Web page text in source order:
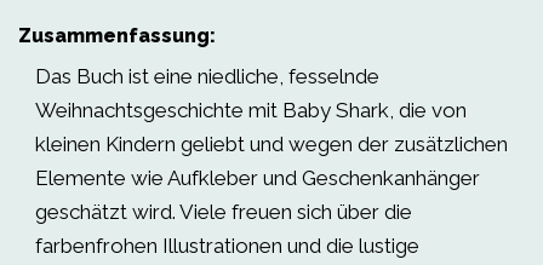
Zusammenfassung:
Das Buch ist eine niedliche, fesselnde
Weihnachtsgeschichte mit Baby Shark, die von
kleinen Kindern geliebt und wegen der zusätzlichen
Elemente wie Aufkleber und Geschenkanhänger
geschätzt wird. Viele freuen sich über die
farbenfrohen Illustrationen und die lustige